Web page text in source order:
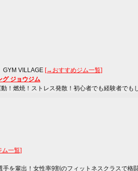
GYM VILLAGE [→おすすめジム一覧]
グ ジョウジム
！燃焼！ストレス発散！初心者でも経験者でも
一覧]
を輩出！女性率9割のフィットネスクラスで格